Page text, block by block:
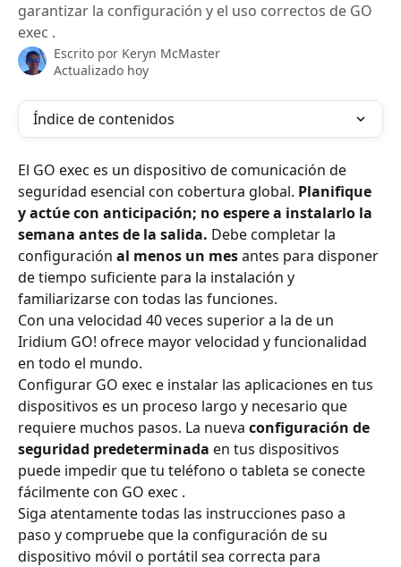
garantizar la configuración y el uso correctos de GO
exec .
Escrito por Keryn McMaster
Actualizado hoy
Índice de contenidos
El GO exec es un dispositivo de comunicación de
seguridad esencial con cobertura global. Planifique
y actúe con anticipación; no espere a instalarlo la
semana antes de la salida. Debe completar la
configuración al menos un mes antes para disponer
de tiempo suficiente para la instalación y
familiarizarse con todas las funciones.
Con una velocidad 40 veces superior a la de un
Iridium GO! ofrece mayor velocidad y funcionalidad
en todo el mundo.
Configurar GO exec e instalar las aplicaciones en tus
dispositivos es un proceso largo y necesario que
requiere muchos pasos. La nueva configuración de
seguridad predeterminada en tus dispositivos
puede impedir que tu teléfono o tableta se conecte
fácilmente con GO exec .
Siga atentamente todas las instrucciones paso a
paso y compruebe que la configuración de su
dispositivo móvil o portátil sea correcta para